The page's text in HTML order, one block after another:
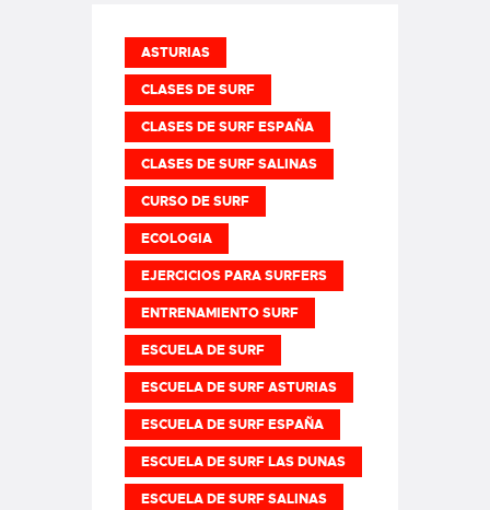
ASTURIAS
CLASES DE SURF
CLASES DE SURF ESPAÑA
CLASES DE SURF SALINAS
CURSO DE SURF
ECOLOGIA
EJERCICIOS PARA SURFERS
ENTRENAMIENTO SURF
ESCUELA DE SURF
ESCUELA DE SURF ASTURIAS
ESCUELA DE SURF ESPAÑA
ESCUELA DE SURF LAS DUNAS
ESCUELA DE SURF SALINAS